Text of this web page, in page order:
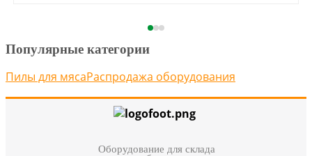
Популярные категории
Пилы для мясаРаспродажа оборудования
Оборудование для склада